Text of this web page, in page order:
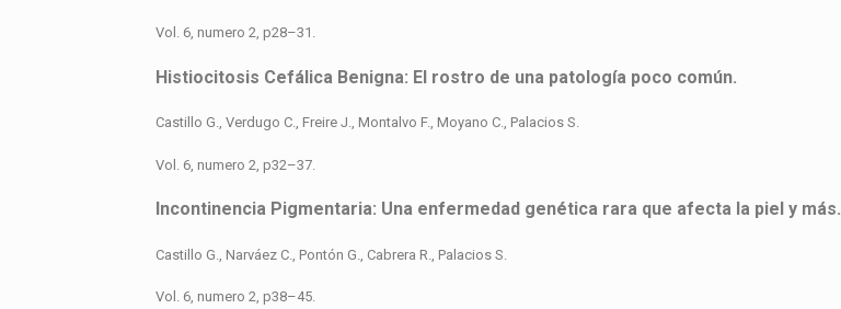
Vol. 6, numero 2, p28–31.
Histiocitosis Cefálica Benigna: El rostro de una patología poco común.
Castillo G., Verdugo C., Freire J., Montalvo F., Moyano C., Palacios S.
Vol. 6, numero 2, p32–37.
Incontinencia Pigmentaria: Una enfermedad genética rara que afecta la piel y más.
Castillo G., Narváez C., Pontón G., Cabrera R., Palacios S.
Vol. 6, numero 2, p38–45.